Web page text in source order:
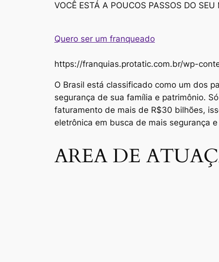
VOCÊ ESTÁ A POUCOS PASSOS DO
Quero ser um franqueado
https://franquias.protatic.com.br/wp-
O Brasil está classificado como um dos
segurança de sua família e patrimônio.
faturamento de mais de R$30 bilhões,
eletrônica em busca de mais segurança
AREA DE